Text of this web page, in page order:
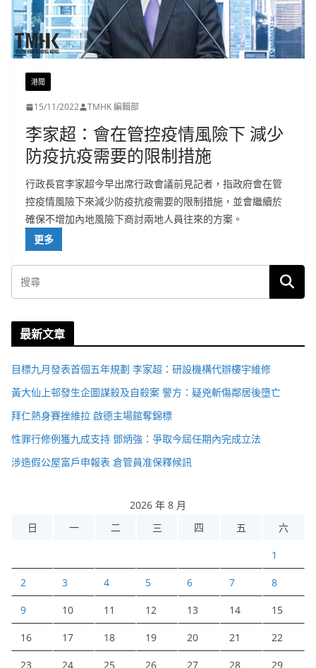
港聞
15/11/2022 TMHK 編輯部
李家超：會在管控疫情風險下 減少
防疫抗疫需要的限制措施
行政長官李家超今早出席行政會議前見記者，指政府會在管
控疫情風險下來減少防疫抗疫需要的限制措施，並會繼續於
確保不增加內地風險下商討兩地人員往來的方案。
更多
最新文章
目標九月發表首個五年規劃 李家超：研設機構代辦樓宇維修
黃大仙上邨發生企圖謀殺及自殺案 警方：疑兇斬傷鄰居後墮亡
拜仁熱身賽挫維拉 啟德主場館奪錦標
性罪行修例獲九成支持 鄧炳強：爭取今屆任期內完成立法
涉造假公屋富戶申報表 倉管員准保釋候訊
2026 年 8 月
日
一 二 三 四 五 六
1
2 3 4 5 6 7 8
9 10 11 12 13 14 15
16 17 18 19 20 21 22
23 24 25 26 27 28 29